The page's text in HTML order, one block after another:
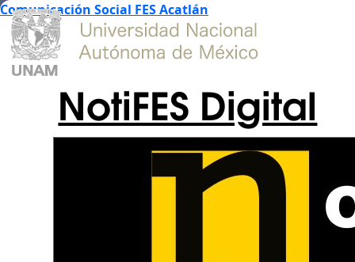
Comunicación Social FES Acatlán
NotiFES Digital